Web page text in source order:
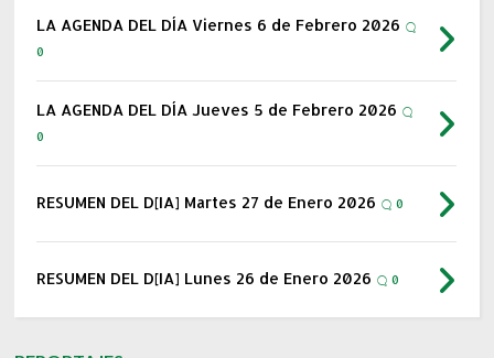
LA AGENDA DEL DÍA Viernes 6 de Febrero 2026
0
LA AGENDA DEL DÍA Jueves 5 de Febrero 2026
0
RESUMEN DEL D[IA] Martes 27 de Enero 2026 0
RESUMEN DEL D[IA] Lunes 26 de Enero 2026 0